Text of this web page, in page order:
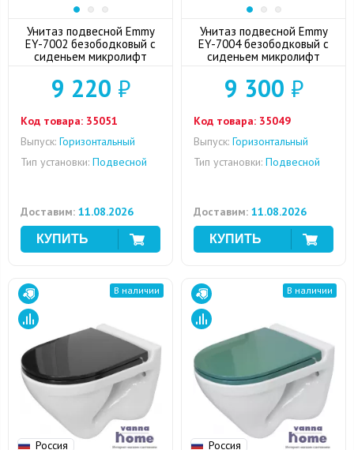
Унитаз подвесной Emmy
EY-7002 безободковый с
сиденьем микролифт
9 220 ₽
Код товара: 35051
Выпуск: Горизонтальный
Тип установки: Подвесной
Доставим: 11.08.2026
Унитаз подвесной Emmy
EY-7004 безободковый с
сиденьем микролифт
9 300 ₽
Код товара: 35049
Выпуск: Горизонтальный
Тип установки: Подвесной
Доставим: 11.08.2026
Россия
В наличии
Россия
В наличии